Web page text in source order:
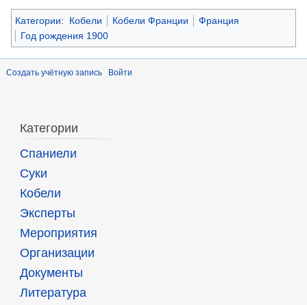
Категории: Кобели Кобели Франции
Франция
Год рождения 1900
Создать учётную запись Войти
Категории
Спаниели
Суки
Кобели
Эксперты
Мероприятия
Организации
Документы
Литература